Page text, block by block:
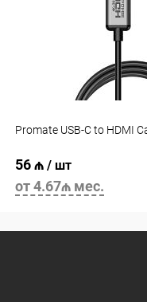
Promate USB-C to HDMI
56 ₼ / шт
от 4.67₼ мес.